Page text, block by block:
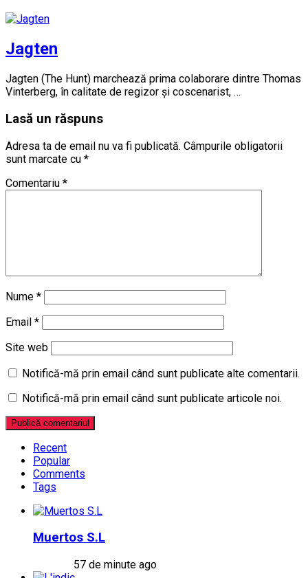
Jagten
Jagten (The Hunt) marchează prima colaborare dintre Thomas
Vinterberg, în calitate de regizor și coscenarist, …
Lasă un răspuns
Adresa ta de email nu va fi publicată. Câmpurile obligatorii
sunt marcate cu *
Comentariu *
Nume *
Email *
Site web
Notifică-mă prin email când sunt publicate alte comentarii.
Notifică-mă prin email când sunt publicate articole noi.
Recent
Popular
Comments
Tags
Muertos S.L
57 de minute ago